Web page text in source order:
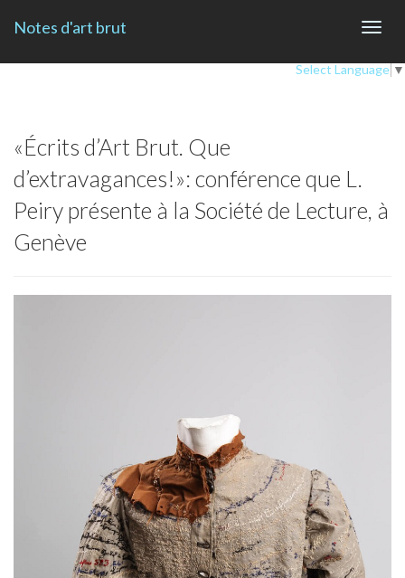
Notes d'art brut
Select Language ▼
«Écrits d’Art Brut. Que
d’extravagances!»: conférence que L.
Peiry présente à la Société de Lecture, à
Genève